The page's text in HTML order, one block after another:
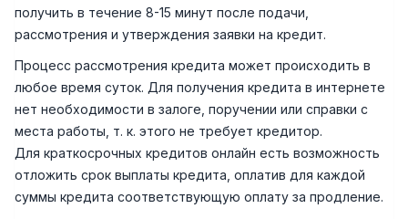
получить в течение 8-15 минут после подачи,
рассмотрения и утверждения заявки на кредит.
Процесс рассмотрения кредита может происходить в
любое время суток. Для получения кредита в интернете
нет необходимости в залоге, поручении или справки с
места работы, т. к. этого не требует кредитор.
Для краткосрочных кредитов онлайн есть возможность
отложить срок выплаты кредита, оплатив для каждой
суммы кредита соответствующую оплату за продление.